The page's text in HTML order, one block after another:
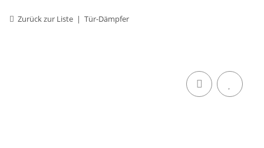
Zurück zur Liste Tür-Dämpfer